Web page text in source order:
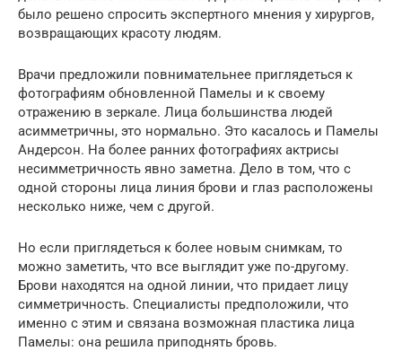
было решено спросить экспертного мнения у хирургов,
возвращающих красоту людям.
Врачи предложили повнимательнее приглядеться к
фотографиям обновленной Памелы и к своему
отражению в зеркале. Лица большинства людей
асимметричны, это нормально. Это касалось и Памелы
Андерсон. На более ранних фотографиях актрисы
несимметричность явно заметна. Дело в том, что с
одной стороны лица линия брови и глаз расположены
несколько ниже, чем с другой.
Но если приглядеться к более новым снимкам, то
можно заметить, что все выглядит уже по-другому.
Брови находятся на одной линии, что придает лицу
симметричность. Специалисты предположили, что
именно с этим и связана возможная пластика лица
Памелы: она решила приподнять бровь.